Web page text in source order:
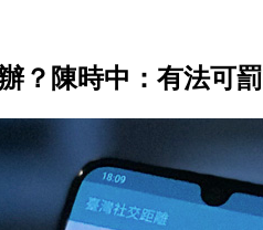
？陳時中：有法可罰